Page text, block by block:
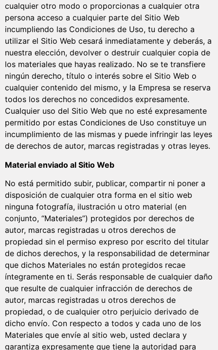
cualquier otro modo o proporcionas a cualquier otra
persona acceso a cualquier parte del Sitio Web
incumpliendo las Condiciones de Uso, tu derecho a
utilizar el Sitio Web cesará inmediatamente y deberás, a
nuestra elección, devolver o destruir cualquier copia de
los materiales que hayas realizado. No se te transfiere
ningún derecho, título o interés sobre el Sitio Web o
cualquier contenido del mismo, y la Empresa se reserva
todos los derechos no concedidos expresamente.
Cualquier uso del Sitio Web que no esté expresamente
permitido por estas Condiciones de Uso constituye un
incumplimiento de las mismas y puede infringir las leyes
de derechos de autor, marcas registradas y otras leyes.
Material enviado al Sitio Web
No está permitido subir, publicar, compartir ni poner a
disposición de cualquier otra forma en el sitio web
ninguna fotografía, ilustración u otro material (en
conjunto, “Materiales”) protegidos por derechos de
autor, marcas registradas u otros derechos de
propiedad sin el permiso expreso por escrito del titular
de dichos derechos, y la responsabilidad de determinar
que dichos Materiales no están protegidos recae
íntegramente en ti. Serás responsable de cualquier daño
que resulte de cualquier infracción de derechos de
autor, marcas registradas u otros derechos de
propiedad, o de cualquier otro perjuicio derivado de
dicho envío. Con respecto a todos y cada uno de los
Materiales que envíe al sitio web, usted declara y
garantiza expresamente que tiene la autoridad para